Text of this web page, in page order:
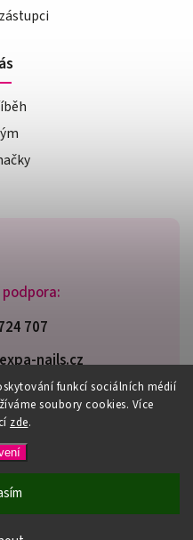
funkcí sociálních médií
soubory cookies. Více
zde.
ZDARMA / DÁREK K
NAD 1500,- NEBO
707
nails.cz
. Všechna práva vyhrazena.
cookies
| Design